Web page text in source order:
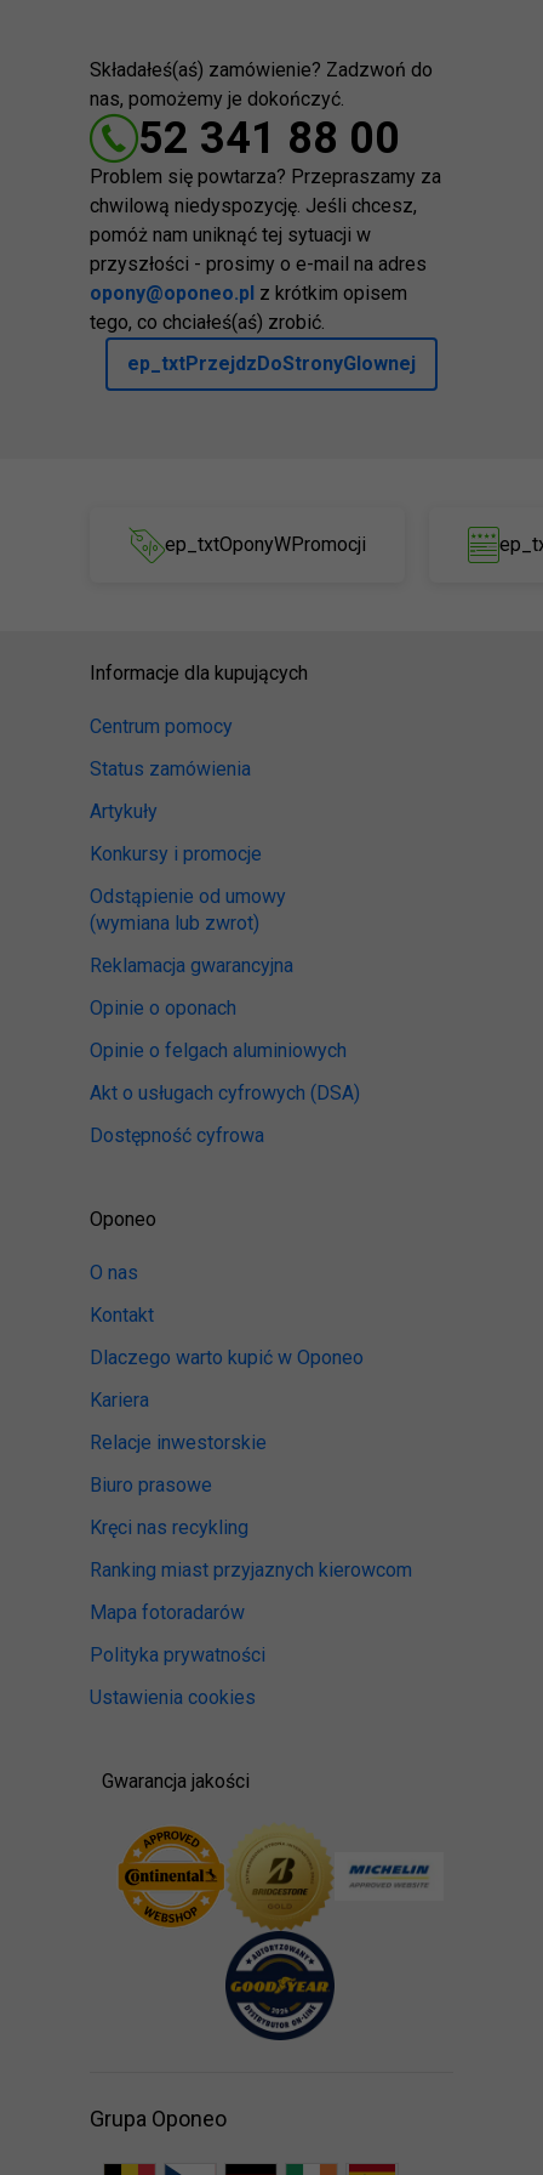
Składałeś(aś) zamówienie? Zadzwoń do
nas, pomożemy je dokończyć.
52 341 88 00
Problem się powtarza? Przepraszamy za
chwilową niedyspozycję. Jeśli chcesz,
pomóż nam uniknąć tej sytuacji w
przyszłości - prosimy o e-mail na adres
opony@oponeo.pl z krótkim opisem
tego, co chciałeś(aś) zrobić.
ep_txtPrzejdzDoStronyGlownej
ep_txtOponyWPromocji
Informacje dla kupujących
Centrum pomocy
Status zamówienia
Artykuły
Konkursy i promocje
Odstąpienie od umowy
(wymiana lub zwrot)
Reklamacja gwarancyjna
Opinie o oponach
Opinie o felgach aluminiowych
Akt o usługach cyfrowych (DSA)
Dostępność cyfrowa
Oponeo
O nas
Kontakt
Dlaczego warto kupić w Oponeo
Kariera
Relacje inwestorskie
Biuro prasowe
Kręci nas recykling
Ranking miast przyjaznych kierowcom
Mapa fotoradarów
Polityka prywatności
Ustawienia cookies
Gwarancja jakości
Grupa Oponeo